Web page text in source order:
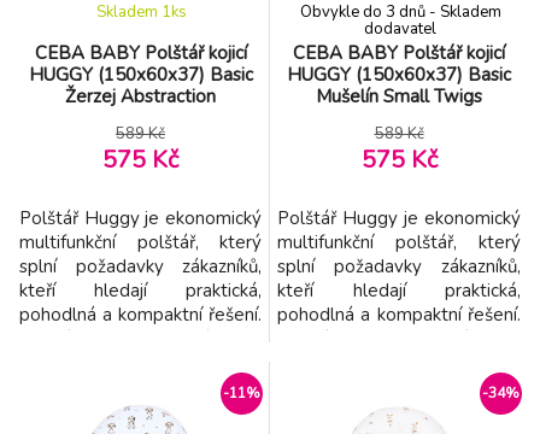
CEBA BABY Polštář kojicí
HUGGY (150x60x37) Basic
Žerzej Abstraction
Skladem 1ks
589 Kč
575 Kč
Polštář Huggy je ekonomický
multifunkční polštář, který
splní požadavky zákazníků,
kteří hledají praktická,
pohodlná a kompaktní řešení.
dynamického životního stylu
moderních žen. Díky své
CEBA BABY Polštář kojicí
HUGGY (150x60x37) Basic
Mušelín Small Twigs
Obvykle do 3 dnů - Skladem
dodavatel
589 Kč
575 Kč
Polštář Huggy je ekonomický
multifunkční polštář, který
splní požadavky zákazníků,
kteří hledají praktická,
pohodlná a kompaktní řešení.
dynamického životního stylu
moderních žen. Díky své
-11% -34%